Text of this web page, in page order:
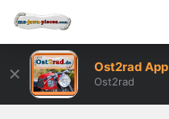
✕ Ost2rad App
Ost2rad